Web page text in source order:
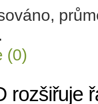
(0)
rozšiřuje